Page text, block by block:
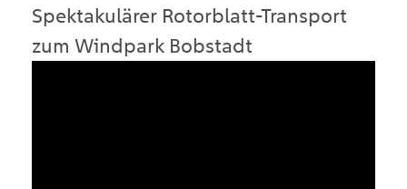
Spektakulärer Rotorblatt-Transport
zum Windpark Bobstadt